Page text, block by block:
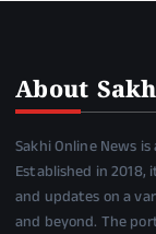
About
Sakhi Online News
Established in
and updates on a
and beyond. The